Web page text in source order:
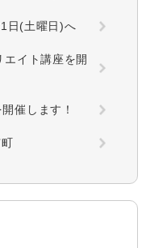
日(土曜日)へ
イト講座を開
催します！